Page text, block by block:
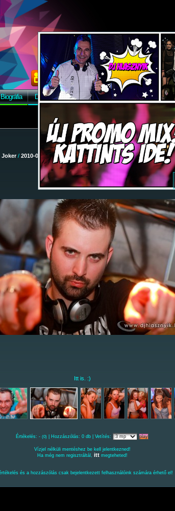
Biográfia Discográfia Képek Letöltés Vendégkönyv
Joker / 2010-08-07 - Dj Fesztivál/ 43
Itt is. :)
Értékelés: - (0) | Hozzászólás: 0 db | Vetítés:
Vízjel nélküli mentéshez be kell jelentkezned!
Ha még nem regisztráltál, ittmegteheted!
és a hozzászólás csak bejelentkezett felhasználóink számára érhető el!